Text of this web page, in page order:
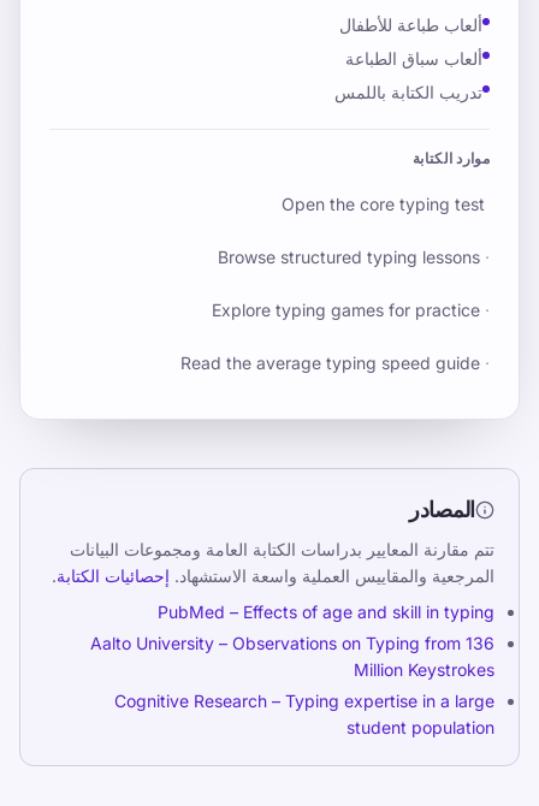
ألعاب طباعة للأطفال
ألعاب سباق الطباعة
تدريب الكتابة باللمس
موارد الكتابة
Open the core typing test
·
Browse structured typing lessons
·
Explore typing games for practice
·
Read the average typing speed guide
المصادر
تتم مقارنة المعايير بدراسات الكتابة العامة ومجموعات البيانات
المرجعية والمقاييس العملية واسعة الاستشهاد. إحصائيات الكتابة.
PubMed – Effects of age and skill in typing
Aalto University – Observations on Typing from 136
Million Keystrokes
Cognitive Research – Typing expertise in a large
student population